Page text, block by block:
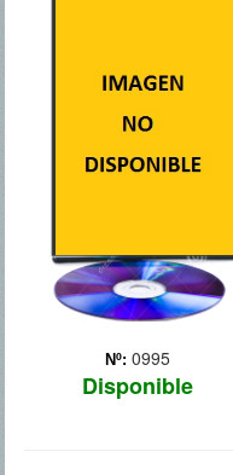
Nº: 0995
Disponible
emergencia en medio del
campo gracias al cual
de pasajeros, el
comandante Whip Whitaker
pilotaba el avión, es